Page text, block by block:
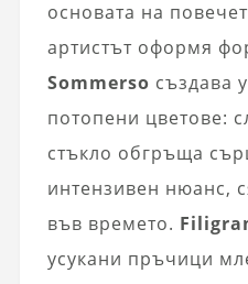
основата на
артистът оформя
Sommerso създава
потопени цветове:
стъкло обгръща
интензивен нюанс,
във времето.
усукани пръчици